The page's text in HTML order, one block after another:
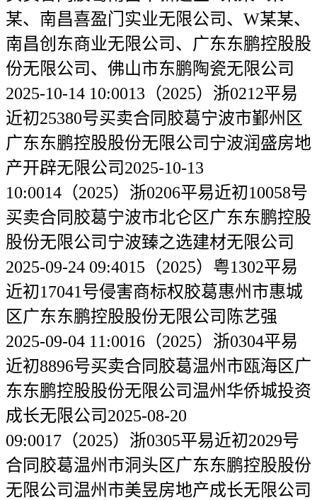
某、南昌喜盈门实业无限公司、W某某、
南昌创东商业无限公司、广东东鹏控股股
份无限公司、佛山市东鹏陶瓷无限公司
2025-10-14 10:0013（2025）浙0212平易
近初25380号买卖合同胶葛宁波市鄞州区
广东东鹏控股股份无限公司宁波润盛房地
产开辟无限公司2025-10-13
10:0014（2025）浙0206平易近初10058号
买卖合同胶葛宁波市北仑区广东东鹏控股
股份无限公司宁波臻之选建材无限公司
2025-09-24 09:4015（2025）粤1302平易
近初17041号侵害商标权胶葛惠州市惠城
区广东东鹏控股股份无限公司陈艺强
2025-09-04 11:0016（2025）浙0304平易
近初8896号买卖合同胶葛温州市瓯海区广
东东鹏控股股份无限公司温州华侨城投资
成长无限公司2025-08-20
09:0017（2025）浙0305平易近初2029号
合同胶葛温州市洞头区广东东鹏控股股份
无限公司温州市美昱房地产成长无限公司